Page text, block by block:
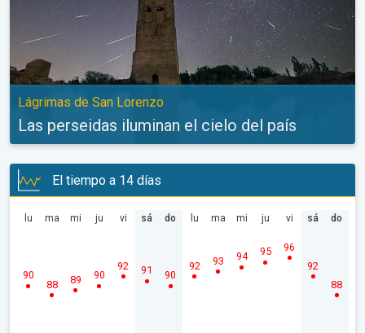
Lágrimas de San Lorenzo
Las perseidas iluminan el cielo del país
El tiempo a 14 días
lu
90
ma
88
mi
89
ju
90
vi
92
sá
91
do
90
lu
92
ma
93
mi
94
ju
95
vi
96
sá
92
do
88